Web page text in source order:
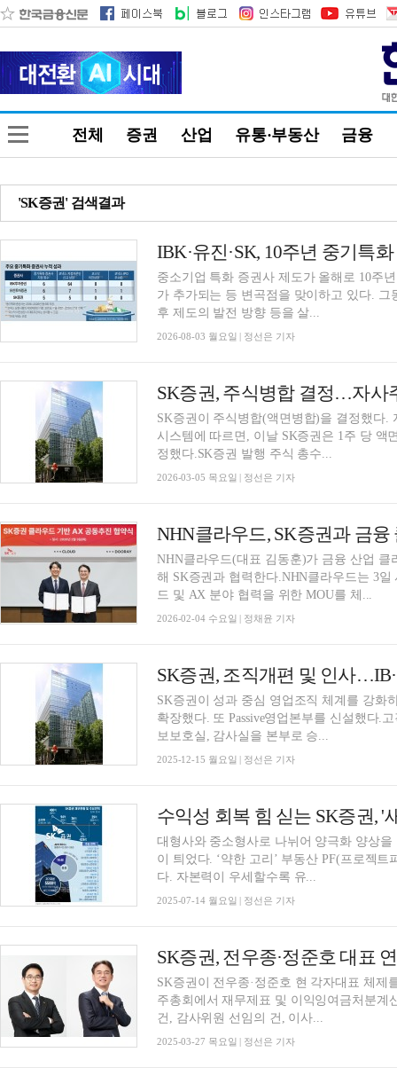
전체 증권 산업 유통·부동산 금융
'SK증권' 검색결과
중소기업 특화 증권사 제도가 올해로 10주
가 추가되는 등 변곡점을 맞이하고 있다.
후 제도의 발전 방향 등을 살...
2026-08-03 월요일 | 정선은 기자
SK증권, 주식병합 결정…자사
SK증권이 주식병합(액면병합)을 결정했다.
시스템에 따르면, 이날 SK증권은 1주 당 액
정했다.SK증권 발행 주식 총수...
2026-03-05 목요일 | 정선은 기자
NHN클라우드, SK증권과 금
NHN클라우드(대표 김동훈)가 금융 산업
해 SK증권과 협력한다.NHN클라우드는 3
드 및 AX 분야 협력을 위한 MOU를 체...
2026-02-04 수요일 | 정채윤 기자
SK증권, 조직개편 및 인사
SK증권이 성과 중심 영업조직 체계를 강화
확장했다. 또 Passive영업본부를 신설했다.
보보호실, 감사실을 본부로 승...
2025-12-15 월요일 | 정선은 기자
대형사와 중소형사로 나뉘어 양극화 양상
이 틔었다. ‘약한 고리’ 부동산 PF(프로젝
다. 자본력이 우세할수록 유...
2025-07-14 월요일 | 정선은 기자
SK증권, 전우종·정준호 대표
SK증권이 전우종·정준호 현 각자대표 체제
주총회에서 재무제표 및 이익잉여금처분
건, 감사위원 선임의 건, 이사...
2025-03-27 목요일 | 정선은 기자